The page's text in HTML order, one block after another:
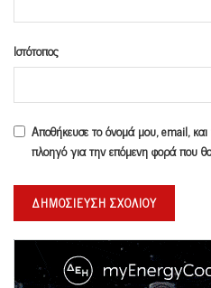
Ιστότοπος
Αποθήκευσε το όνομά μου, email,
πλοηγό για την επόμενη φορά που